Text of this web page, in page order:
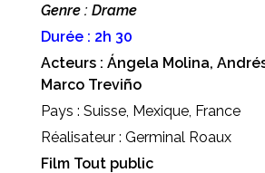
Genre : Drame
Durée : 2h 30
Acteurs : Ángela Molina,
Marco Treviño
Pays : Suisse, Mexique, France
Réalisateur : Germinal Roaux
Film Tout public